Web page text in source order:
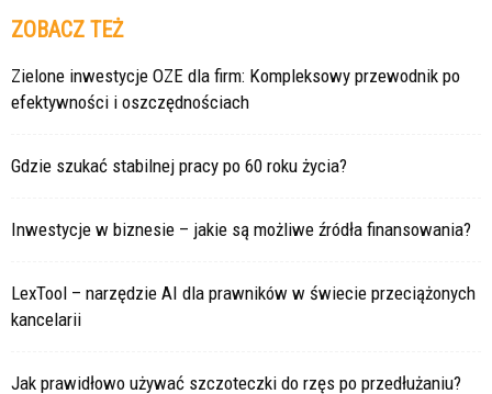
ZOBACZ TEŻ
Zielone inwestycje OZE dla firm: Kompleksowy przewodnik po
efektywności i oszczędnościach
Gdzie szukać stabilnej pracy po 60 roku życia?
Inwestycje w biznesie – jakie są możliwe źródła finansowania?
LexTool – narzędzie AI dla prawników w świecie przeciążonych
kancelarii
Jak prawidłowo używać szczoteczki do rzęs po przedłużaniu?